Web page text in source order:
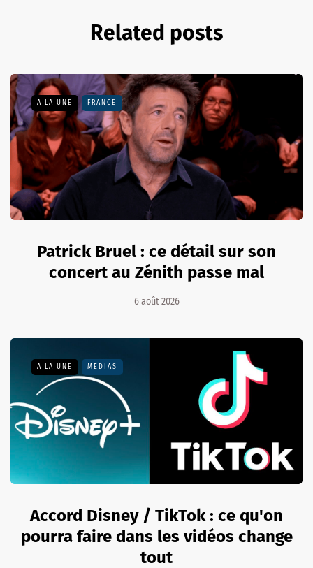
Related posts
A LA UNE FRANCE
Patrick Bruel : ce détail sur son
concert au Zénith passe mal
6 août 2026
A LA UNE MÉDIAS
Accord Disney / TikTok : ce qu'on
pourra faire dans les vidéos change
tout